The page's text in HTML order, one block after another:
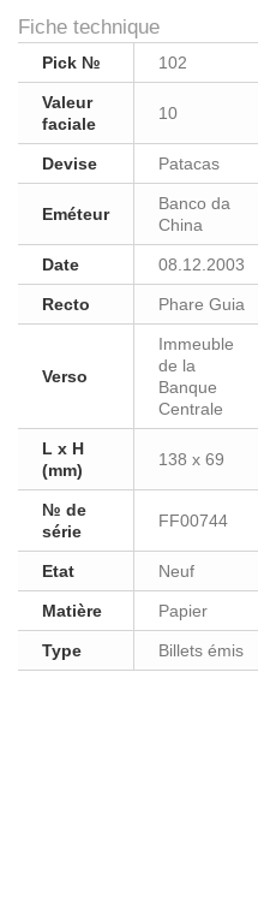
Fiche technique
Pick № 102
Valeur
faciale
10
Devise Patacas
Eméteur
Banco da
China
Date 08.12.2003
Recto Phare Guia
Verso
Immeuble
de la
Banque
Centrale
L x H
(mm)
138 x 69
№ de
série
FF00744
Etat Neuf
Matière Papier
Type Billets émis